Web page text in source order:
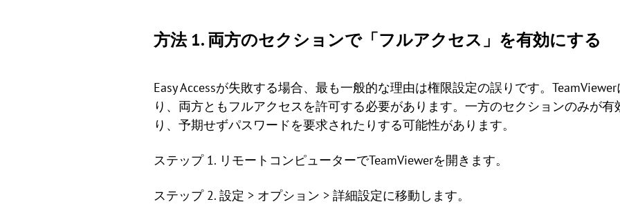
方法 1. 両方のセクションで「フルアクセス」を有効にする
Easy Accessが失敗する場合、最も一般的な理由は権限設定の誤りです。
り、両方ともフルアクセスを許可する必要があります。一方のセクションのみが
り、予期せずパスワードを要求されたりする可能性があります。
ステップ 1. リモートコンピューターでTeamViewerを開きます。
ステップ 2. 設定 > オプション > 詳細設定に移動します。